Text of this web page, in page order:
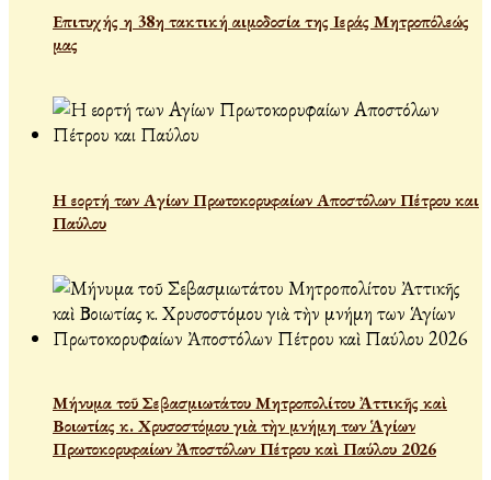
Επιτυχής η 38η τακτική αιμοδοσία της Ιεράς Μητροπόλεώς
μας
Η εορτή των Αγίων Πρωτοκορυφαίων Αποστόλων Πέτρου και
Παύλου
Μήνυμα τοῦ Σεβασμιωτάτου Μητροπολίτου Ἀττικῆς καὶ
Βοιωτίας κ. Χρυσοστόμου γιὰ τὴν μνήμη των Ἁγίων
Πρωτοκορυφαίων Ἀποστόλων Πέτρου καὶ Παύλου 2026